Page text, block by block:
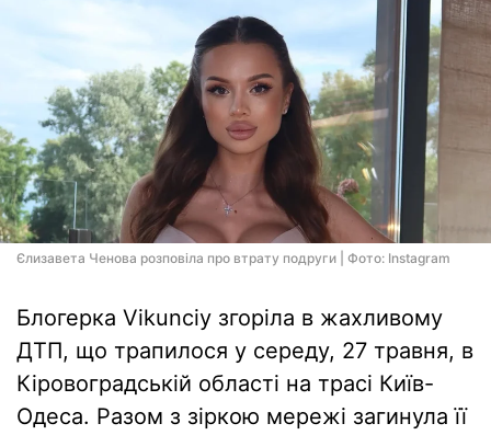
Єлизавета Ченова розповіла про втрату подруги | Фото: Instagram
Блогерка Vikunciy згоріла в жахливому
ДТП, що трапилося у середу, 27 травня, в
Кіровоградській області на трасі Київ-
Одеса. Разом з зіркою мережі загинула її